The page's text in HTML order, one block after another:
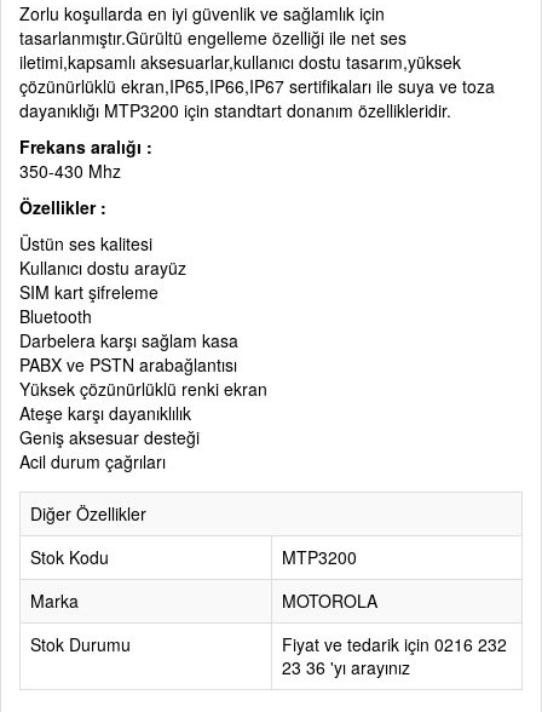
Zorlu koşullarda en iyi güvenlik ve sağlamlık için
tasarlanmıştır.Gürültü engelleme özelliği ile net ses
iletimi,kapsamlı aksesuarlar,kullanıcı dostu tasarım,yüksek
çözünürlüklü ekran,IP65,IP66,IP67 sertifikaları ile suya ve toza
dayanıklığı MTP3200 için standtart donanım özellikleridir.
Frekans aralığı :
350-430 Mhz
Özellikler :
Üstün ses kalitesi
Kullanıcı dostu arayüz
SIM kart şifreleme
Bluetooth
Darbelera karşı sağlam kasa
PABX ve PSTN arabağlantısı
Yüksek çözünürlüklü renki ekran
Ateşe karşı dayanıklılık
Geniş aksesuar desteği
Acil durum çağrıları
Diğer Özellikler
Stok Kodu
MTP3200
Marka
MOTOROLA
Stok Durumu
Fiyat ve tedarik için 0216 232
23 36 'yı arayınız